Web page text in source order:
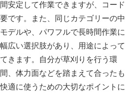
安定して作業できますが、コード
です。また、同じカテゴリーの中
デルや、パワフルで長時間作業に
広い選択肢があり、用途によって
きます。自分が草刈りを行う環
、体力面などを踏まえて合ったも
適に使うための大切なポイントに